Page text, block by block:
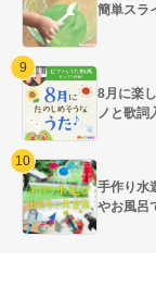
簡単スラ
8月に楽
ノと歌詞
手作り水
やお風呂